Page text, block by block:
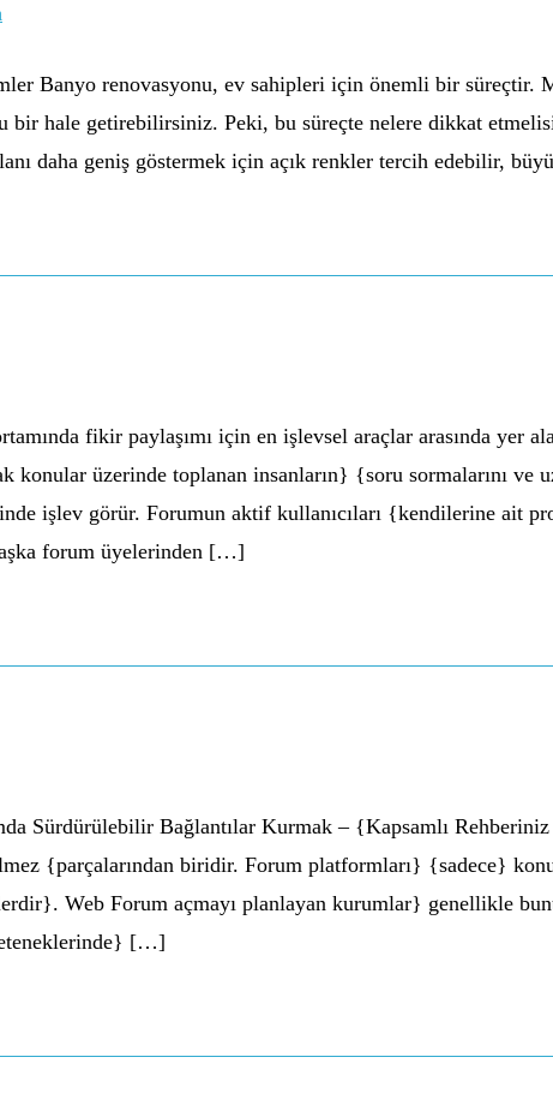
Banyo renovasyonu, ev sahipleri için önemli bir süreçtir.
bir hale getirebilirsiniz. Peki, bu süreçte nelere dikkat
daha geniş göstermek için açık renkler tercih edebilir,
fikir paylaşımı için en işlevsel araçlar arasında yer
konular üzerinde toplanan insanların} {soru sormalarını ve
işlev görür. Forumun aktif kullanıcıları {kendilerine ait
forum üyelerinden […]
Sürdürülebilir Bağlantılar Kurmak – {Kapsamlı
{parçalarından biridir. Forum platformları} {sadece}
Web Forum açmayı planlayan kurumlar} genellikle
[…]